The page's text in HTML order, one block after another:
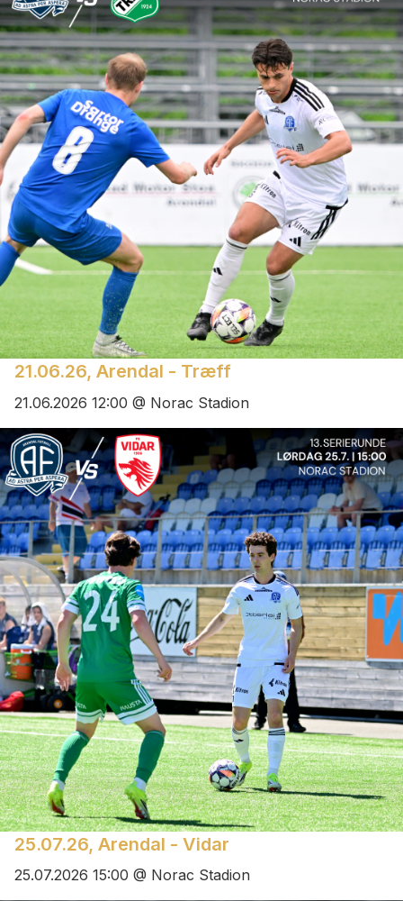
21.06.26, Arendal - Træff
21.06.2026 12:00 @ Norac Stadion
25.07.26, Arendal - Vidar
25.07.2026 15:00 @ Norac Stadion